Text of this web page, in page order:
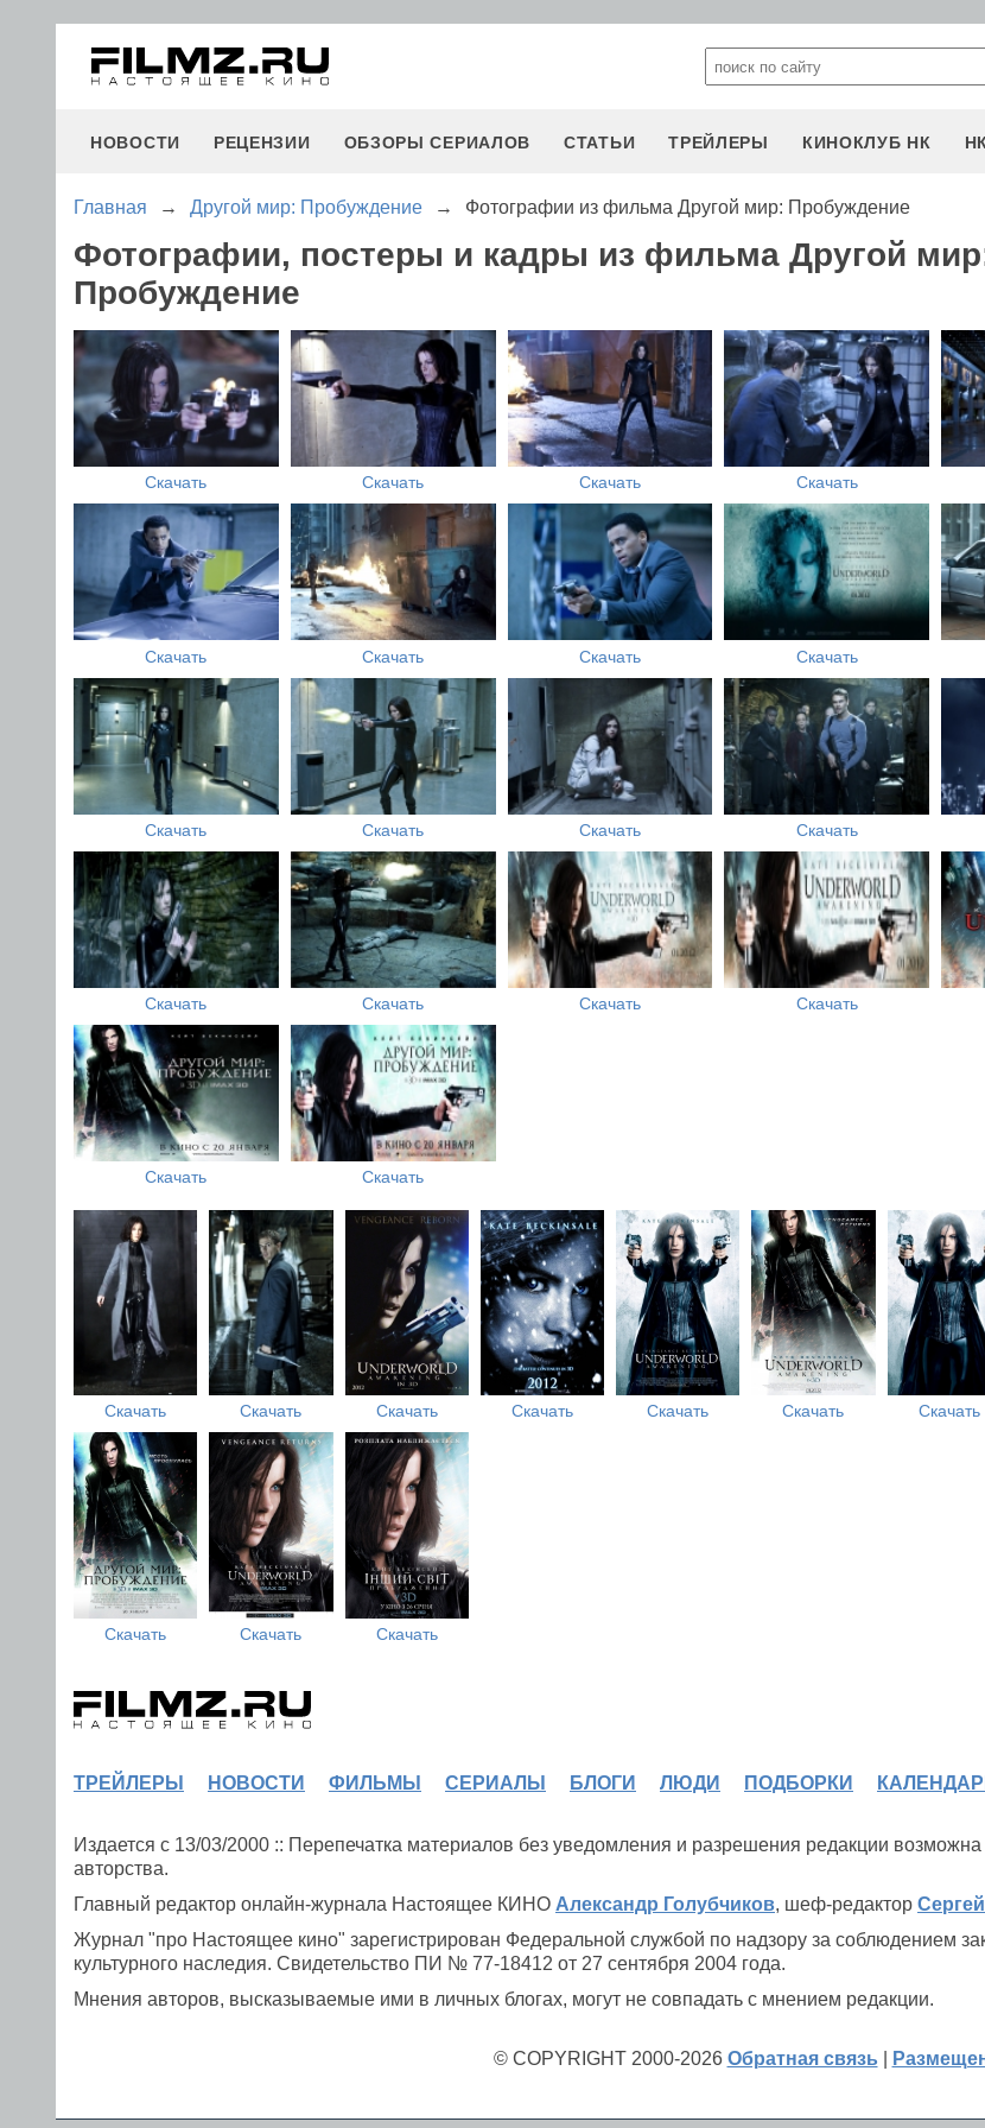
НОВОСТИ РЕЦЕНЗИИ ОБЗОРЫ СЕРИАЛОВ СТАТЬИ ТРЕЙЛЕРЫ КИНОКЛУБ НК
Главная → Другой мир: Пробуждение → Фотографии из фильма Другой мир: Пробуждение
Фотографии, постеры и кадры из фильма Другой
Пробуждение
Скачать Скачать Скачать Скачать
Скачать Скачать Скачать Скачать
Скачать Скачать Скачать Скачать
Скачать Скачать Скачать Скачать
Скачать Скачать
Скачать Скачать Скачать Скачать Скачать Скачать Скачать
Скачать Скачать Скачать
ТРЕЙЛЕРЫ НОВОСТИ ФИЛЬМЫ СЕРИАЛЫ БЛОГИ ЛЮДИ ПОДБОРКИ
Издается с 13/03/2000 :: Перепечатка материалов без уведомления и разрешения редакции возможна
авторства.
Главный редактор онлайн-журнала Настоящее КИНО Александр Голубчиков, шеф-редактор
Журнал "про Настоящее кино" зарегистрирован Федеральной службой по надзору за соблюдением
культурного наследия. Свидетельство ПИ № 77-18412 от 27 сентября 2004 года.
Мнения авторов, высказываемые ими в личных блогах, могут не совпадать с мнением редакции.
© COPYRIGHT 2000-2026 Обратная связь